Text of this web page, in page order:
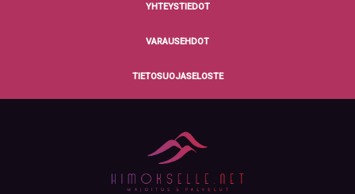
YHTEYSTIEDOT
VARAUSEHDOT
TIETOSUOJASELOSTE